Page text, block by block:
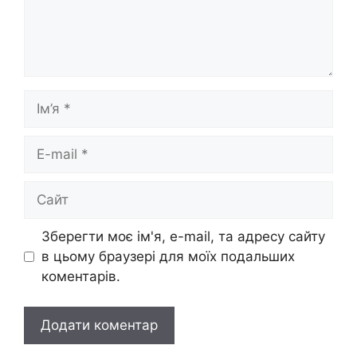
mail
Зберегти моє ім'я, e-mail, та адресу сайту
в цьому браузері для моїх подальших
коментарів.